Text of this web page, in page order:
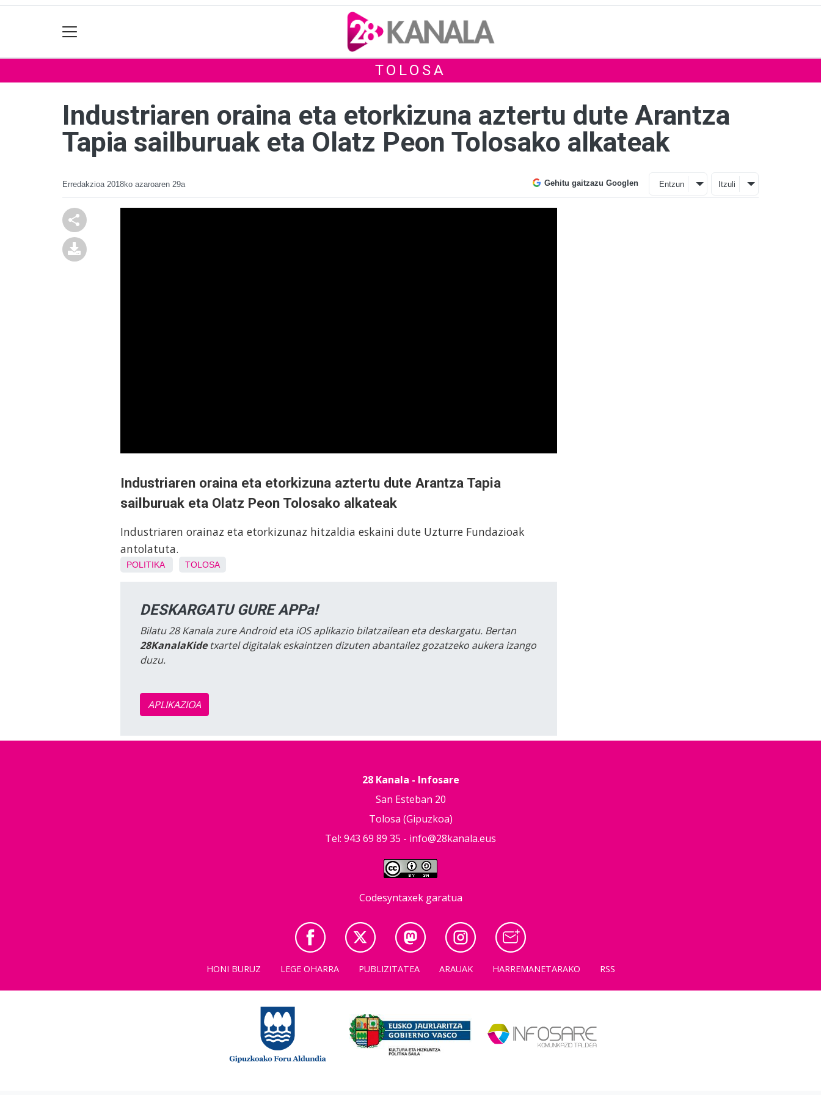
TOLOSA
Industriaren oraina eta etorkizuna aztertu dute Arantza
Tapia sailburuak eta Olatz Peon Tolosako alkateak
Erredakzioa 2018ko azaroaren 29a Gehitu gaitzazu Googlen Entzun Itzuli
Industriaren oraina eta etorkizuna aztertu dute Arantza Tapia
sailburuak eta Olatz Peon Tolosako alkateak
Industriaren orainaz eta etorkizunaz hitzaldia eskaini dute Uzturre Fundazioak
antolatuta.
POLITIKA TOLOSA
DESKARGATU GURE APPa!
Bilatu 28 Kanala zure Android eta iOS aplikazio bilatzailean eta deskargatu. Bertan
28KanalaKidetxartel digitalak eskaintzen dizuten abantailez gozatzeko aukera izango
duzu.
APLIKAZIOA
28 Kanala - Infosare
San Esteban 20
Tolosa (Gipuzkoa)
Tel: 943 69 89 35 - info@28kanala.eus
Codesyntaxek garatua
HONI BURUZ LEGE OHARRA PUBLIZITATEA ARAUAK HARREMANETARAKO RSS